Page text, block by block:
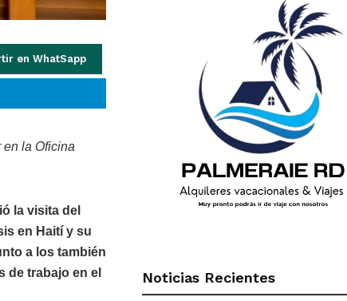
en WhatSapp
la Oficina
la visita del
en Haití y su
a los también
de trabajo en el
Noticias Recientes